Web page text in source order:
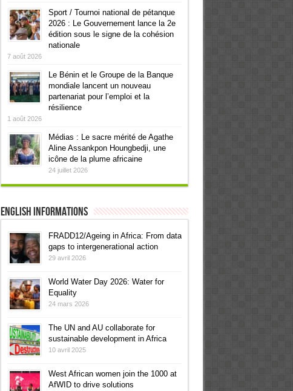
Sport / Tournoi national de pétanque
2026 : Le Gouvernement lance la 2e
édition sous le signe de la cohésion
nationale
7 août 2026
Le Bénin et le Groupe de la Banque
mondiale lancent un nouveau
partenariat pour l’emploi et la
résilience
1 août 2026
Médias : Le sacre mérité de Agathe
Aline Assankpon Houngbedji, une
icône de la plume africaine
24 juillet 2026
English informations
FRADD12/Ageing in Africa: From data
gaps to intergenerational action
29 avril 2026
World Water Day 2026: Water for
Equality
24 mars 2026
The UN and AU collaborate for
sustainable development in Africa
10 avril 2025
West African women join the 1000 at
AfWID to drive solutions